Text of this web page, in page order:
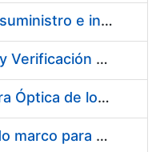
Acuerdo marco para el suministro e instalación de persianas, estores y otros complementos
Servicio de Calibración y Verificación Externa de los Equipos de Medición del Servicio de Prevención de la FNMT-RCM
Conexión mediante Fibra Óptica de los Centros de Proceso de Datos (CPDs) de las sedes de la FNMT-RCM de Burgos y Madrid
Contratación de acuerdo marco para el Suministro de Material de Electricidad para la Fábrica Nacional de Moneda y Timbre-Real Casa de la Moneda en su centro de trabajo de Burgos